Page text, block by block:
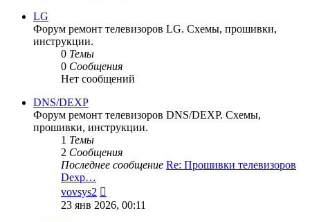
LG
Форум ремонт телевизоров LG. Схемы, прошивки,
инструкции.
0 Темы
0 Сообщения
Нет сообщений
DNS/DEXP
Форум ремонт телевизоров DNS/DEXP. Схемы,
прошивки, инструкции.
1 Темы
2 Сообщения
Последнее сообщение Re: Прошивки телевизоров
Dexp…
vovsys2
к
последнему
23 янв 2026, 00:11